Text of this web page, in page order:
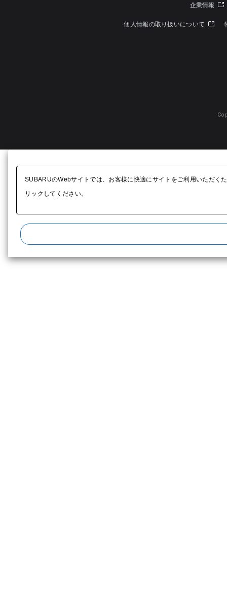
企業情報
個人情報の取り扱いについて
SUBARUのWebサイトでは、お客様に快適にサイトをご利用いただく
リックしてください。​